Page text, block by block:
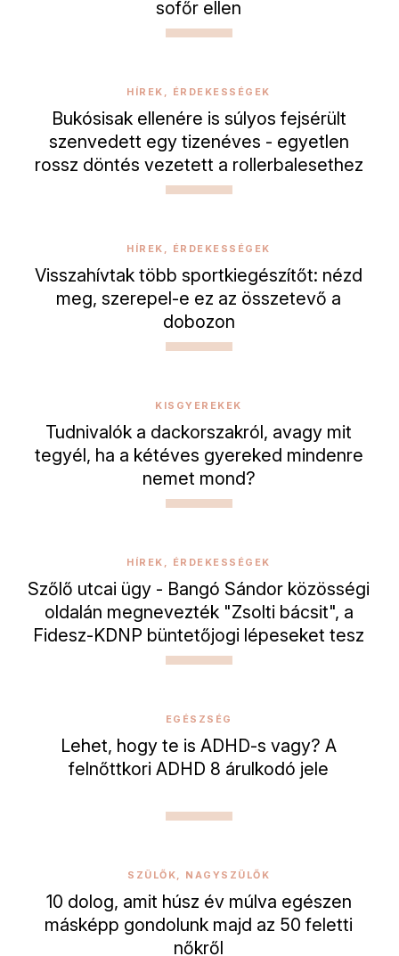
sofőr ellen
HÍREK, ÉRDEKESSÉGEK
Bukósisak ellenére is súlyos fejsérült
szenvedett egy tizenéves - egyetlen
rossz döntés vezetett a rollerbalesethez
HÍREK, ÉRDEKESSÉGEK
Visszahívtak több sportkiegészítőt: nézd
meg, szerepel-e ez az összetevő a
dobozon
KISGYEREKEK
Tudnivalók a dackorszakról, avagy mit
tegyél, ha a kétéves gyereked mindenre
nemet mond?
HÍREK, ÉRDEKESSÉGEK
Szőlő utcai ügy - Bangó Sándor közösségi
oldalán megnevezték "Zsolti bácsit", a
Fidesz-KDNP büntetőjogi lépeseket tesz
EGÉSZSÉG
Lehet, hogy te is ADHD-s vagy? A
felnőttkori ADHD 8 árulkodó jele
SZÜLŐK, NAGYSZÜLŐK
10 dolog, amit húsz év múlva egészen
másképp gondolunk majd az 50 feletti
nőkről